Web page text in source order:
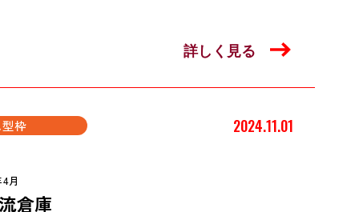
詳しく見る
枠 2024.11.01
月
倉庫